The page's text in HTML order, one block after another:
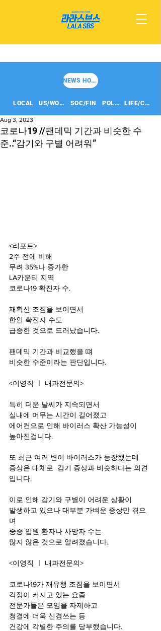
NEWS HOME
LOCAL US/WORLD SOC/FIN POLITICS LIFE/CULT
코로나19 //팬데믹 기간과 비슷한 수
준..“감기와 구별 어려워”
Aug 3, 2023
<리포트>
2주 전에 비해
무려 35%나 증가한
LA카운티 지역
코로나19 확진자 수.
재확산 조짐을 보이면서
한인 확진자 수도
급증한 것으로 드러났습니다.
팬데믹 기간과 비교했을 떄
비슷한 수준이라는 판단입니다.
<이영직 ㅣ 내과전문의>
특히 더운 날씨가 지속되면서
실내에 머무는 시간이 길어졌고
에어컨으로 인해 바이러스 확산 가능성이
높아진겁니다.
또 최근 여러 변이 바이러스가 등장했는데
증상은 대체로  감기 증상과 비슷하다는 의견
입니다.
이로 인해 감기와 구별이 어려운 상황이
발생하고 있으나 대부분 가벼운 증상만 겪으
며
중증 입원 환자나 사망자 수는
많지 않은 것으로 알려졌습니다.
<이영직 ㅣ 내과전문의>
코로나19가 재유행 조짐을 보이면서
걱정이 커지고 있는 요즘
전문가들은 모임을 자제하고
청결에 더욱 신경쓰는 등
건강에 각별한 주의를 당부했습니다.